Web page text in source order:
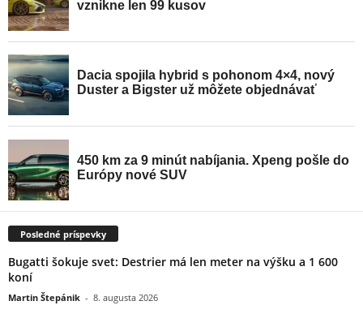
Posledné príspevky
Bugatti šokuje svet: Destrier má len meter na výšku a 1 600
koní
Martin Štepánik - 8. augusta 2026